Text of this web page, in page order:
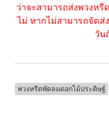
ว่าจะสามารถส่งพวงหรี
ไม่ หากไม่สามารถจัดส่
วัน
พวงหรีดพัดลมดอกไม้ประดิษฐ์